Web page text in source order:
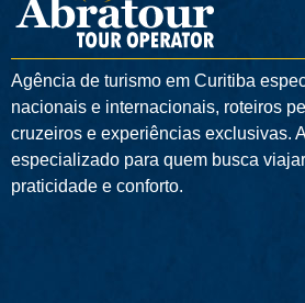
Agência de turismo em Curitiba
nacionais e internacionais, roteiros
cruzeiros e experiências exclusivas.
especializado para quem busca
praticidade e conforto.